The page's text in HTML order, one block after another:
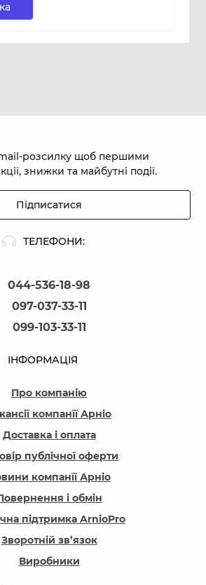
ТЕЛЕФОНИ:
044-536-18-98
097-037-33-11
099-103-33-11
розсилку щоб першими
знижки та майбутні події.
Підписатися
ІНФОРМАЦІЯ
Про компанію
компанїї Арніо
Доставка і оплата
публічної оферти
компанїї Арніо
і обмін
підтримка ArnioPro
Зворотній зв’язок
Виробники